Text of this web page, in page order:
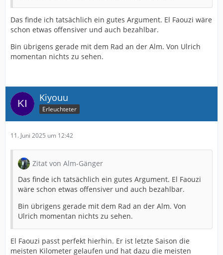
Das finde ich tatsächlich ein gutes Argument. El Faouzi wäre
schon etwas offensiver und auch bezahlbar.
Bin übrigens gerade mit dem Rad an der Alm. Von Ulrich
momentan nichts zu sehen.
Kiyouu
Erleuchteter
11. Juni 2025 um 12:42
Zitat von Alm-Gänger
Das finde ich tatsächlich ein gutes Argument. El Faouzi
wäre schon etwas offensiver und auch bezahlbar.
Bin übrigens gerade mit dem Rad an der Alm. Von
Ulrich momentan nichts zu sehen.
El Faouzi passt perfekt hierhin. Er ist letzte Saison die
meisten Kilometer gelaufen und hat dazu die meisten